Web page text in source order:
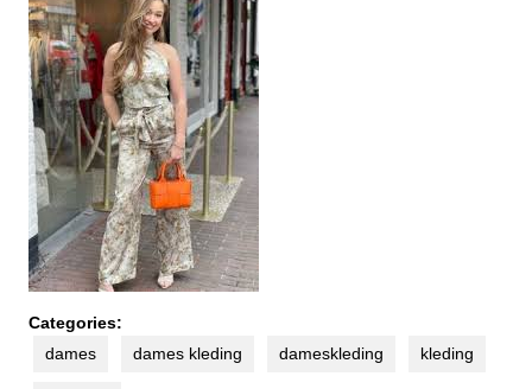
Categories:
dames
dames kleding dameskleding kleding